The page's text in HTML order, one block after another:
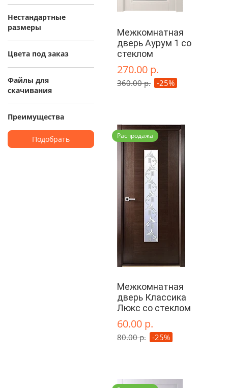
Нестандартные
размеры
Цвета под заказ
Файлы для
скачивания
Преимущества
Подобрать
Межкомнатная
дверь Аурум 1 со
стеклом
270.00 р.
360.00 р. -25%
Распродажа
Межкомнатная
дверь Классика
Люкс со стеклом
60.00 р.
80.00 р. -25%